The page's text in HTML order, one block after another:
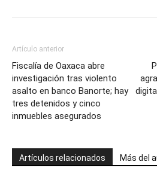
Artículo anterior
Fiscalía de Oaxaca abre
investigación tras violento
asalto en banco Banorte; hay
tres detenidos y cinco
inmuebles asegurados
Artículos relacionados Más del